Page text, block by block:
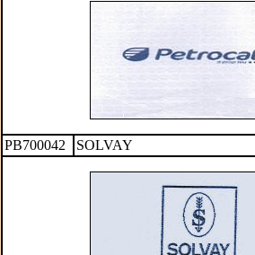
PB700042 SOLVAY